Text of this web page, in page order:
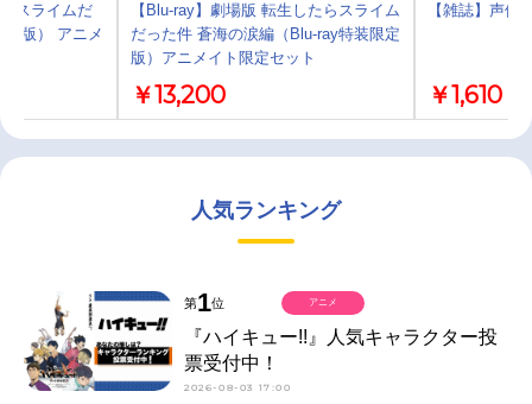
スライムだ
版） アニメ
【Blu-ray】劇場版 転生したらスライム
だった件 蒼海の涙編（Blu-ray特装限定
版）アニメイト限定セット
￥13,200
【雑誌】声優
￥1,610
人気ランキング
第1位
『ハイキュー!!』人気キャラクター投
票受付中！
2026-08-03 17:00
アニメ